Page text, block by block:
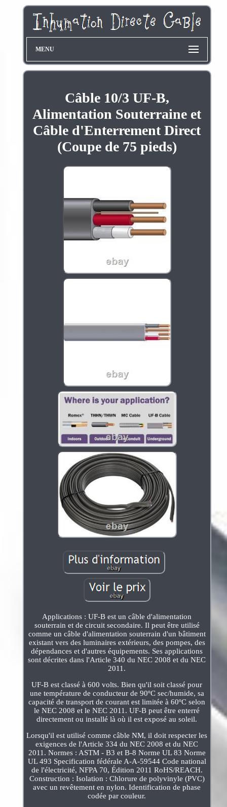
MENU
Câble 10/3 UF-B,
Alimentation Souterraine et
Câble d'Enterrement Direct
(Coupe de 75 pieds)
Applications : UF-B est un câble d'alimentation
souterrain et de circuit secondaire. Il peut être utilisé
comme un câble d'alimentation souterrain d'un bâtiment
existant vers des luminaires extérieurs, des pompes, des
dépendances et d'autres équipements. Ses applications
sont décrites dans l'Article 340 du NEC 2008 et du NEC
2011.
UF-B est classé à 600 volts. Bien qu'il soit classé pour
une température de conducteur de 90ºC sec/humide, sa
capacité de transport de courant est limitée à 60ºC selon
le NEC 2008 et le NEC 2011. UF-B peut être enterré
directement ou installé là où il est exposé au soleil.
Lorsqu'il est utilisé comme câble NM, il doit respecter les
exigences de l'Article 334 du NEC 2008 et du NEC
2011. Normes : ASTM - B3 et B-8 Norme UL 83 Norme
UL 493 Specification fédérale A-A-59544 Code national
de l'électricité, NFPA 70, Édition 2011 RoHS/REACH.
Construction : Isolation : Chlorure de polyvinyle (PVC)
avec un revêtement en nylon. Identification de phase
codée par couleur.